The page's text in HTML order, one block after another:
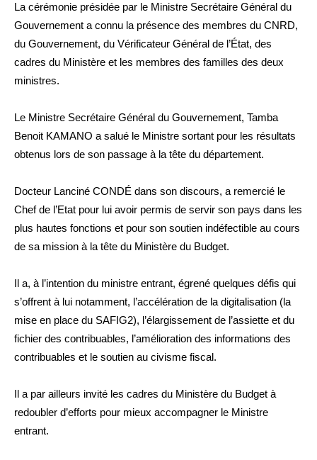
La cérémonie présidée par le Ministre Secrétaire Général du
Gouvernement a connu la présence des membres du CNRD,
du Gouvernement, du Vérificateur Général de l’État, des
cadres du Ministère et les membres des familles des deux
ministres.
Le Ministre Secrétaire Général du Gouvernement, Tamba
Benoit KAMANO a salué le Ministre sortant pour les résultats
obtenus lors de son passage à la tête du département.
Docteur Lanciné CONDÉ dans son discours, a remercié le
Chef de l’Etat pour lui avoir permis de servir son pays dans les
plus hautes fonctions et pour son soutien indéfectible au cours
de sa mission à la tête du Ministère du Budget.
Il a, à l’intention du ministre entrant, égrené quelques défis qui
s’offrent à lui notamment, l’accélération de la digitalisation (la
mise en place du SAFIG2), l’élargissement de l’assiette et du
fichier des contribuables, l’amélioration des informations des
contribuables et le soutien au civisme fiscal.
Il a par ailleurs invité les cadres du Ministère du Budget à
redoubler d’efforts pour mieux accompagner le Ministre
entrant.